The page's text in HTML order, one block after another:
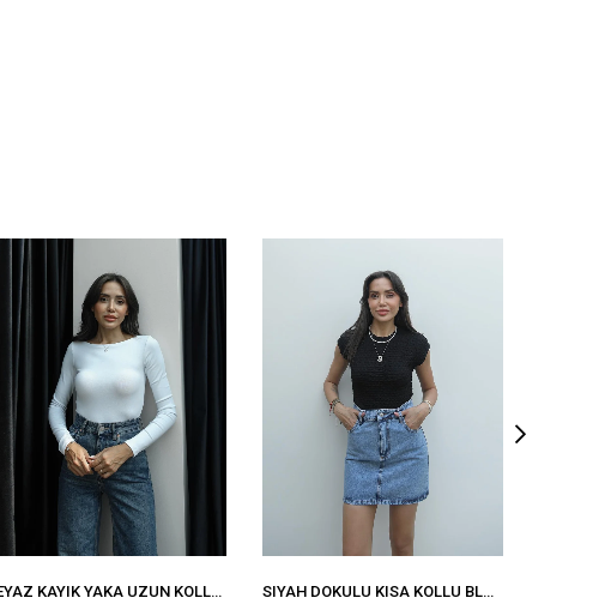
BEYAZ KAYIK YAKA UZUN KOLLU BLUZ SIYAH DOKULU KISA KOLLU BLUZ